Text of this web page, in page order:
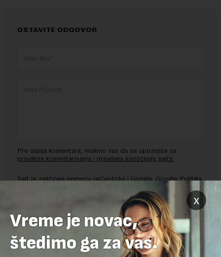
OSTAVITE ODGOVOR
Pre slanja komentara, molimo vas da se upoznate sa
pravilima komentarisanja i pravilima korišćenja sajta.
Sajt je zaštićen pomocu reCaptcha i Google. Google Politika
x
Vreme je novac,
štedimo ga za vas.